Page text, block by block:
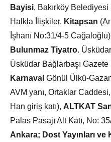
Bayisi, Bakırköy
Halkla İlişkiler. Kitapsan
İşhanı No:31/4-5
Bulunmaz Tiyatro.
Üsküdar Bağlarbaşı Gazete
Karnaval Gönül Ülkü-
AVM yanı, Ortaklar
Han giriş katı), ALTKAT
Palas Pasajı Alt Katı, No:
Ankara; Dost Yayınları ve